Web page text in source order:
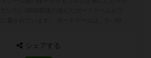
シェアする